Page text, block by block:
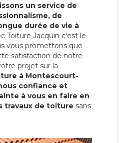
un service de
de
durée de vie à
Toiture Jacquin c'est le
vous promettons que
satisfaction de notre
projet sur la
à Montescourt-
confiance et
à vous en faire en
travaux de toiture sans